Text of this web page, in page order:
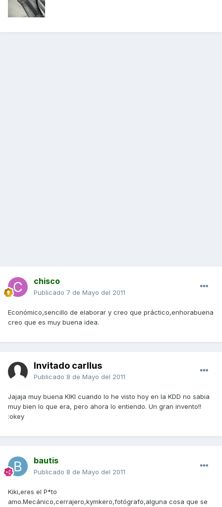
chisco
Publicado 7 de Mayo del 2011
Económico,sencillo de elaborar y creo que práctico,enhorabuena
creo que es muy buena idea.
Invitado carllus
Publicado 8 de Mayo del 2011
Jajaja muy buena KIKI cuando lo he visto hoy en la KDD no sabia
muy bien lo que era, pero ahora lo entiendo. Un gran invento!!
:okey
bautis
Publicado 8 de Mayo del 2011
Kiki,eres el P*to
amo.Mecánico,cerrajero,kymkero,fotógrafo,alguna cosa que se